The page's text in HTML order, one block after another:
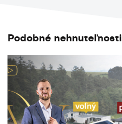
Podobné nehnuteľnosti